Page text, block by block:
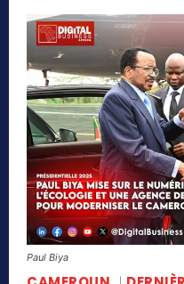
Paul Biya